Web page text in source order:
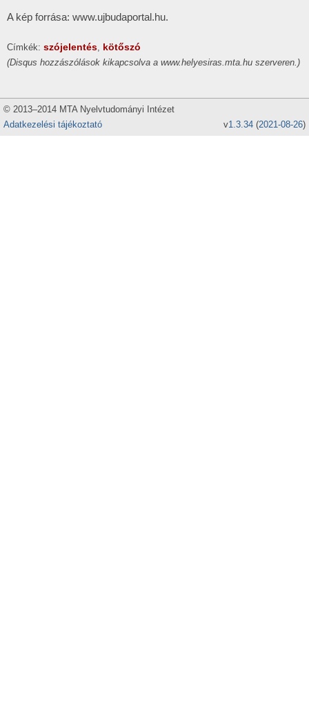
A kép forrása: www.ujbudaportal.hu.
Címkék: szójelentés, kötőszó
(Disqus hozzászólások kikapcsolva a www.helyesiras.mta.hu szerveren.)
© 2013–2014 MTA Nyelvtudományi Intézet
Adatkezelési tájékoztató
v1.3.34 (2021-08-26)